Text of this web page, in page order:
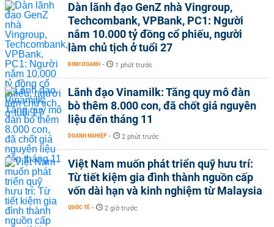
Dàn lãnh đạo GenZ nhà Vingroup,
Techcombank, VPBank, PC1: Người
nắm 10.000 tỷ đồng cổ phiếu, người
làm chủ tịch ở tuổi 27
KINH DOANH - 1 phút trước
Lãnh đạo Vinamilk: Tăng quy mô đàn
bò thêm 8.000 con, đã chốt giá nguyên
liệu đến tháng 11
DOANH NGHIỆP - 2 phút trước
Việt Nam muốn phát triển quỹ hưu trí:
Từ tiết kiệm gia đình thành nguồn cấp
vốn dài hạn và kinh nghiệm từ Malaysia
QUỐC TẾ - 2 giờ trước